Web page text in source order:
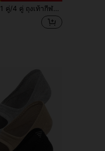
1 คู่/4 คู่ ถุงเท้ากีฬาเรโทรยืดหยุ่นระบายอากาศได้ดีสำหรับทุกเพศ เหมาะสำหรับเล่นกีฬาและฟิตเนส ถุงเท้าเหนือเข่าสีพื้นนุ่มสบายๆ สำหรับฤดูใบไม้ผลิ (แนะนำให้ซักด้วยมือ)